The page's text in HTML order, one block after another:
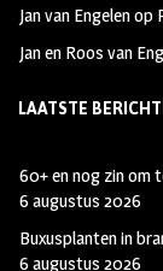
Jan van Engelenop
Jan en Roos van
LAATSTE
60+ en nog zin om
6 augustus 2026
Buxusplanten in
6 augustus 2026